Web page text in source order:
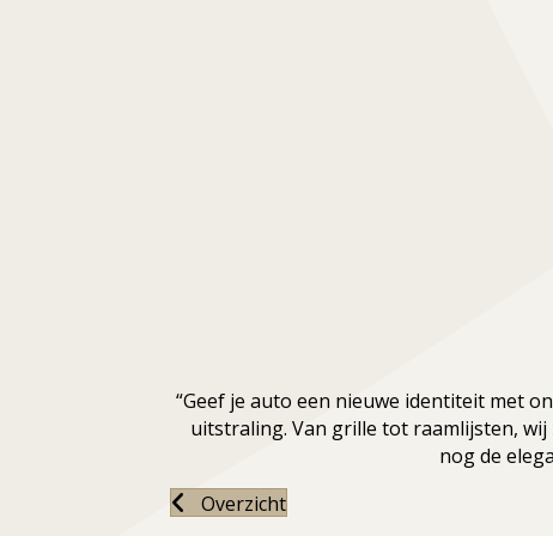
“Geef je auto een nieuwe identiteit met
uitstraling. Van grille tot raamlijsten,
nog de
Overzicht